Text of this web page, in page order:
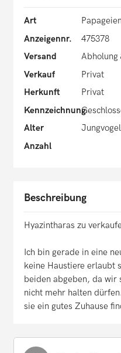
Art
Anzeigennr.
475378
Versand
Abholung
Verkauf
Privat
Herkunft
Privat
Kennzeichnung
Alter
Jungvogel
Anzahl
Beschreibung
Hyazintharas zu
Ich bin gerade in eine
keine Haustiere erlaubt
beiden abgeben, da wir
nicht mehr halten
sie ein gutes Zuhause